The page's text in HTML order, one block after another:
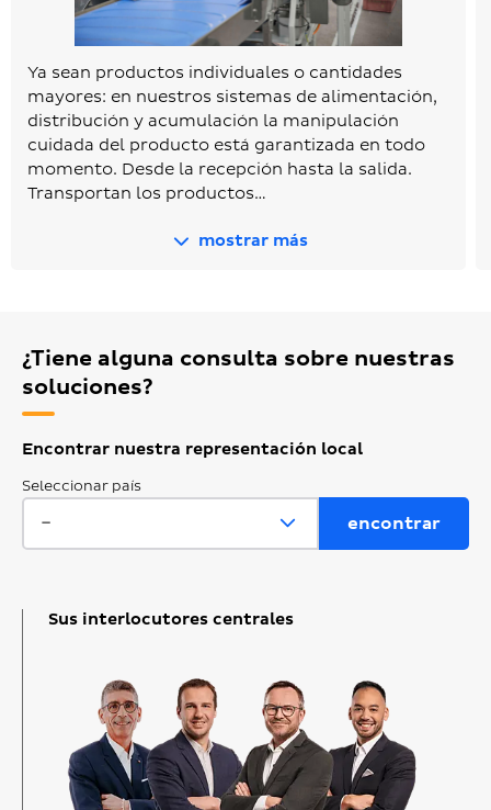
Ya sean productos individuales o cantidades
mayores: en nuestros sistemas de alimentación,
distribución y acumulación la manipulación
cuidada del producto está garantizada en todo
momento. Desde la recepción hasta la salida.
Transportan los productos…
mostrar más
¿Tiene alguna consulta sobre nuestras
soluciones?
Encontrar nuestra representación local
Seleccionar país
Sus interlocutores centrales